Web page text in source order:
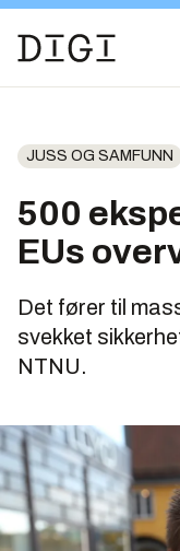
JUSS OG SAMFUNN
500
EUs
Det fører til
svekket
NTNU.